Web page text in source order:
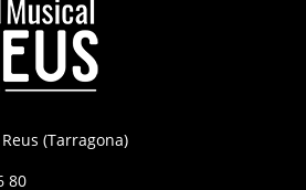
(Tarragona)
80